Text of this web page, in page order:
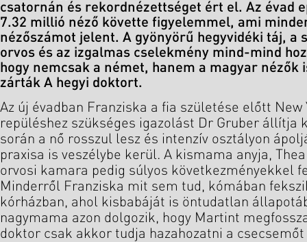
csatornán és rekordnézettséget ért el. Az évad
7.32 millió néző követte figyelemmel, ami
nézőszámot jelent. A gyönyörű hegyvidéki táj, a
orvos és az izgalmas cselekmény mind-mind
hogy nemcsak a német, hanem a magyar nézők
zárták A hegyi doktort.
Az új évadban Franziska a fia születése előtt
repüléshez szükséges igazolást Dr Gruber állítja
során a nő rosszul lesz és intenzív osztályon
praxisa is veszélybe kerül. A kismama anyja,
orvosi kamara pedig súlyos következményekkel
Minderről Franziska mit sem tud, kómában
kórházban, ahol kisbabáját is öntudatlan
nagymama azon dolgozik, hogy Martint
doktor csak akkor tudja hazahozatni a